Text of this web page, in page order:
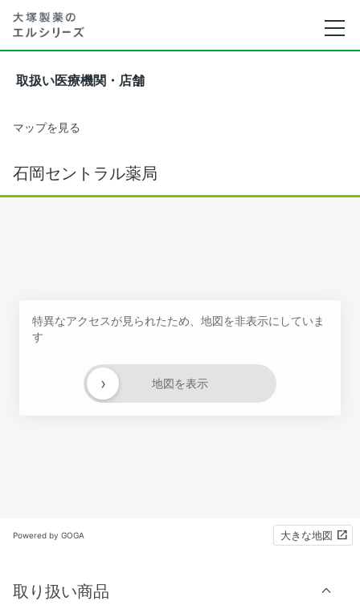
取扱い医療機関・店舗
マップを見る
石岡セントラル薬局
特異なアクセスが見られたため、地図を非表示にしていま
す
地図を表示
›
Powered by GOGA 大きな地図
取り扱い商品